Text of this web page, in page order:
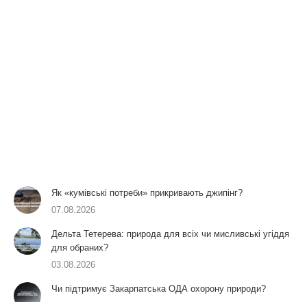
Як «кумівські потреби» прикривають джипінг?
07.08.2026
Дельта Тетерева: природа для всіх чи мисливські угіддя
для обраних?
03.08.2026
Чи підтримує Закарпатська ОДА охорону природи?